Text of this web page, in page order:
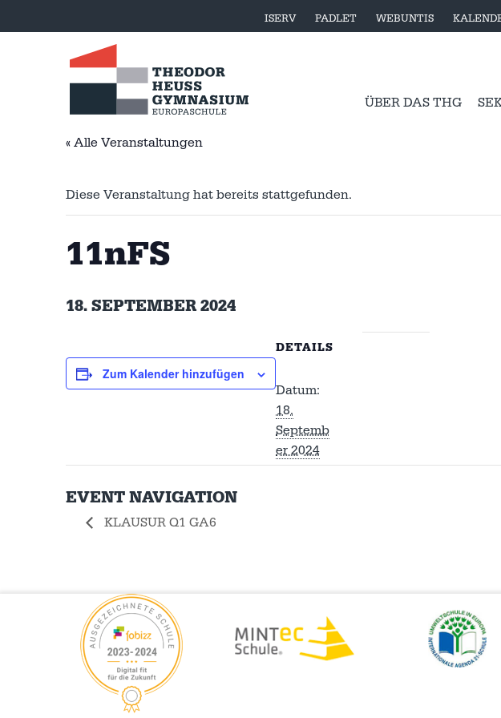
ISERV PADLET WEBUNTIS
ÜBER DAS THG
« Alle Veranstaltungen
Diese Veranstaltung hat bereits stattgefunden.
11nFS
18. SEPTEMBER 2024
Zum Kalender hinzufügen
DETAILS
Datum:
18.
Septemb
er 2024
EVENT NAVIGATION
KLAUSUR Q1 GA6